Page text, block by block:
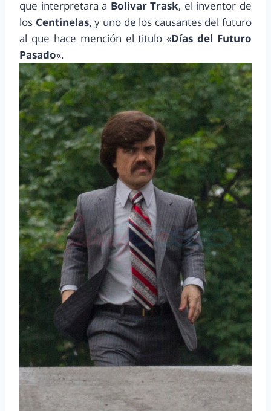
que interpretara a Bolivar Trask, el inventor de
los Centinelas, y uno de los causantes del futuro
al que hace mención el titulo «Días del Futuro
Pasado«.